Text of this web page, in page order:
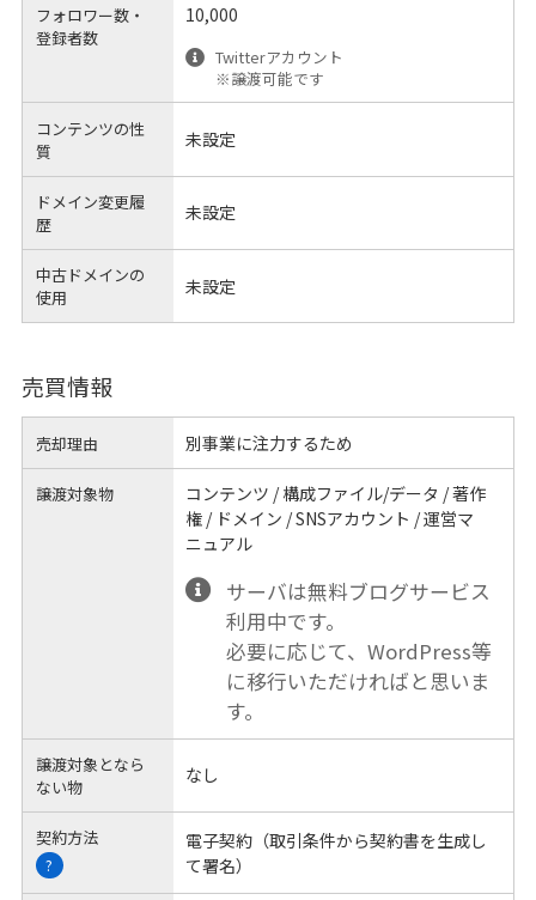
フォロワー数・
登録者数
10,000
Twitterアカウント
※譲渡可能です
コンテンツの性
質
未設定
ドメイン変更履
歴
未設定
中古ドメインの
使用
未設定
売買情報
売却理由 別事業に注力するため
譲渡対象物
コンテンツ / 構成ファイル/データ / 著作
権 / ドメイン / SNSアカウント / 運営マ
ニュアル
サーバは無料ブログサービス
利用中です。
必要に応じて、WordPress等
に移行いただければと思いま
す。
譲渡対象となら
ない物
なし
契約方法
?
電子契約（取引条件から契約書を生成し
て署名）